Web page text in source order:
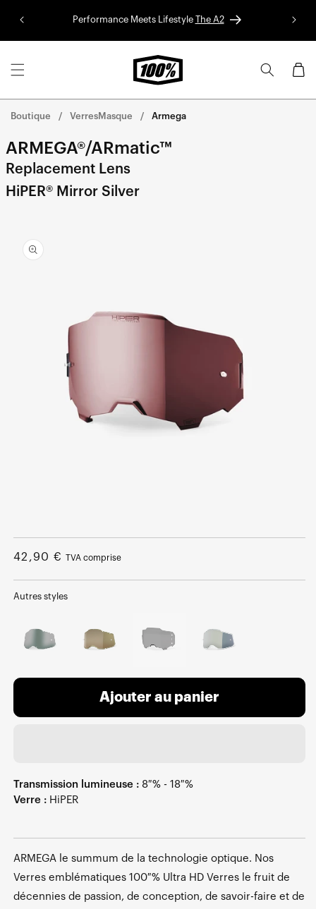
contenu
Performance Meets Lifestyle The A2
Panier
Boutique VerresMasque Armega
ARMEGA®/ARmatic™
Replacement Lens
HiPER® Mirror Silver
informations
sur le
le
média
1
une
fenêtre
modale
Prix
42,90 € TVA comprise
Autres styles
Ajouter au panier
Transmission lumineuse : 8 % - 18 %
Verre : HiPER
ARMEGA le summum de la technologie optique. Nos
Verres emblématiques 100 % Ultra HD Verres le fruit de
décennies de passion, de conception, de savoir-faire et de